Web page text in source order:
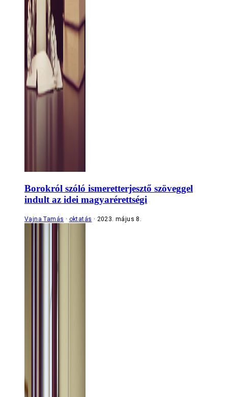
Borokról szóló ismeretterjesztő szöveggel
indult az idei magyarérettségi
Vajna Tamás oktatás 2023. május 8.